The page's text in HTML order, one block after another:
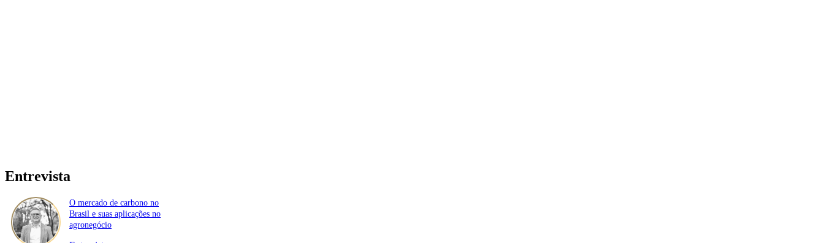
Entrevista
O mercado de carbono no
Brasil e suas aplicações no
agronegócio